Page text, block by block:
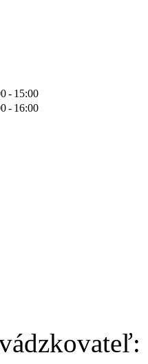
- 15:00
- 16:00